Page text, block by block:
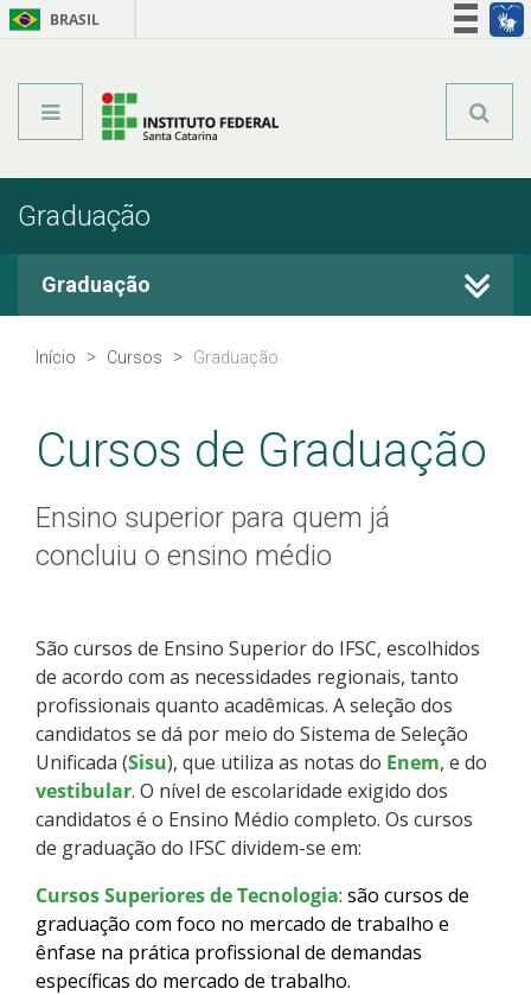
BRASIL
Graduação
Graduação
Cursos Técnicos
Qualificação Profissional
Pós-graduação
Educação de Jovens e Adultos
Transferências e retornos
PartiuIF
Parcerias
Processo de Inscrição
Início Cursos Graduação
Cursos de Graduação
Ensino superior para quem já
concluiu o ensino médio
São cursos de Ensino Superior do IFSC, escolhidos
de acordo com as necessidades regionais, tanto
profissionais quanto acadêmicas. A seleção dos
candidatos se dá por meio do Sistema de Seleção
Unificada (Sisu), que utiliza as notas do Enem, e do
vestibular. O nível de escolaridade exigido dos
candidatos é o Ensino Médio completo. Os cursos
de graduação do IFSC dividem-se em:
Cursos Superiores de Tecnologia: são cursos de
graduação com foco no mercado de trabalho e
ênfase na prática profissional de demandas
específicas do mercado de trabalho.